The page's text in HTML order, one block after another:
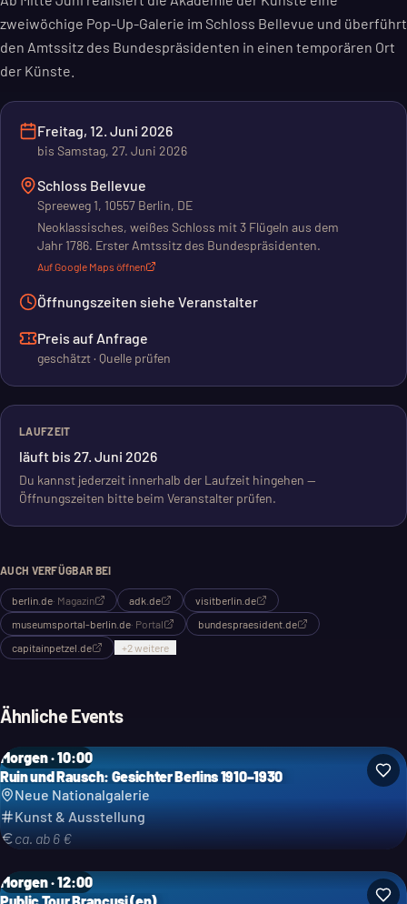
zweiwöchige Pop-Up-Galerie im Schloss Bellevue und überführt
den Amtssitz des Bundespräsidenten in einen temporären Ort
der Künste.
Freitag, 12. Juni 2026
bis Samstag, 27. Juni 2026
Schloss Bellevue
Spreeweg 1, 10557 Berlin, DE
Neoklassisches, weißes Schloss mit 3 Flügeln aus dem
Jahr 1786. Erster Amtssitz des Bundespräsidenten.
Auf Google Maps öffnen
Öffnungszeiten siehe Veranstalter
Preis auf Anfrage
geschätzt · Quelle prüfen
LAUFZEIT
läuft bis 27. Juni 2026
Du kannst jederzeit innerhalb der Laufzeit hingehen —
Öffnungszeiten bitte beim Veranstalter prüfen.
AUCH VERFÜGBAR BEI
berlin.de· Magazin adk.de
visitberlin.de
museumsportal-berlin.de· Portal
bundespraesident.de
capitainpetzel.de
+2weitere
Ähnliche Events
Morgen · 10:00
Ruin und Rausch: Gesichter Berlins 1910–1930
Neue Nationalgalerie
Kunst & Ausstellung
ca. ab 6 €
Morgen · 12:00